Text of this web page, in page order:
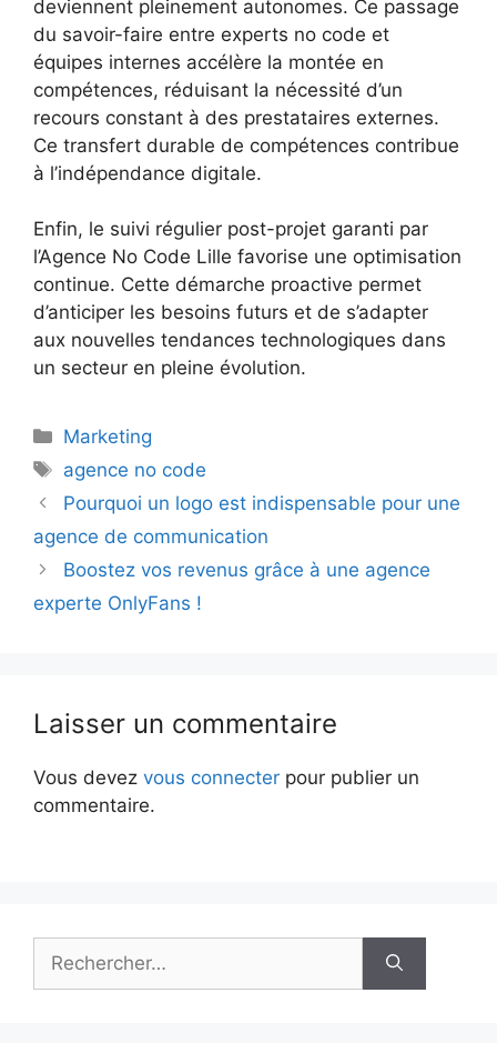
deviennent pleinement autonomes. Ce passage
du savoir-faire entre experts no code et
équipes internes accélère la montée en
compétences, réduisant la nécessité d’un
recours constant à des prestataires externes.
Ce transfert durable de compétences contribue
à l’indépendance digitale.
Enfin, le suivi régulier post-projet garanti par
l’Agence No Code Lille favorise une optimisation
continue. Cette démarche proactive permet
d’anticiper les besoins futurs et de s’adapter
aux nouvelles tendances technologiques dans
un secteur en pleine évolution.
Catégories
Marketing
Étiquettes
agence no code
Pourquoi un logo est indispensable pour une
agence de communication
Boostez vos revenus grâce à une agence
experte OnlyFans !
Laisser un commentaire
Vous devez vous connecter pour publier un
commentaire.